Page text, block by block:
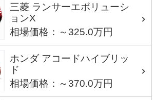
三菱 ランサーエボリューシ
ョンX
相場価格：～325.0万円
ホンダ アコードハイブリッ
ド
相場価格：～370.0万円